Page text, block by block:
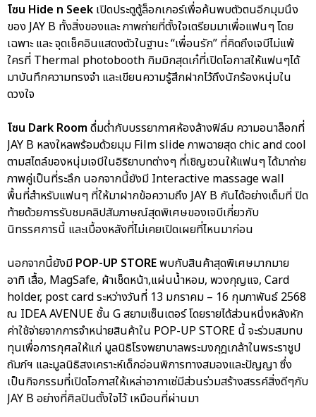
โซน Hide n Seek เปิดประตูตู้ล็อกเกอร์เพื่อค้นพบตัวตนอีกมุมนึง
ของ JAY B ทั้งสิ่งของและ ภาพถ่ายที่ตั้งใจเตรียมมาเพื่อแฟนๆ โดย
เฉพาะ และ จุดเช็คอินแสดงตัวในฐานะ “เพื่อนรัก” ที่คิดถึงเจบีไม่แพ้
ใครที่ Thermal photobooth กิมมิกสุดเก๋ที่เปิดโอกาสให้แฟนๆได้
มาบันทึกความทรงจำ และเขียนความรู้สึกฝากไว้ถึงนักร้องหนุ่มใน
ดวงใจ
โซน Dark Room ดื่มด่ำกับบรรยากาศห้องล้างฟิล์ม ความอนาล็อกที่
JAY B หลงใหลพร้อมด้วยมุม Film slide ภาพฉายสุด chic and cool
ตามสไตล์ของหนุ่มเจบีในอิริยาบทต่างๆ ที่เชิญชวนให้แฟนๆ ได้มาถ่าย
ภาพคู่เป็นที่ระลึก นอกจากนี้ยังมี Interactive massage wall
พื้นที่สำหรับแฟนๆ ที่ให้มาฝากข้อความถึง JAY B กันได้อย่างเต็มที่ ปิด
ท้ายด้วยการรับชมคลิปสัมภาษณ์สุดพิเศษของเจบีเกี่ยวกับ
นิทรรศการนี้ และเบื้องหลังที่ไม่เคยเปิดเผยที่ไหนมาก่อน
นอกจากนี้ยังมี POP-UP STOREพบกับสินค้าสุดพิเศษมากมาย
อาทิ เสื้อ, MagSafe, ผ้าเช็ดหน้า,แผ่นน้ำหอม, พวงกุญแจ, Card
holder, post card ระหว่างวันที่ 13 มกราคม – 16 กุมภาพันธ์ 2568
ณ IDEA AVENUE ชั้น G สยามเซ็นเตอร์ โดยรายได้ส่วนหนึ่งหลังหัก
ค่าใช้จ่ายจากการจำหน่ายสินค้าใน POP-UP STORE นี้ จะร่วมสมทบ
ทุนเพื่อการกุศลให้แก่ มูลนิธิโรงพยาบาลพระมงกุฎเกล้าในพระราชูป
ถัมภ์ฯ และมูลนิธิสงเคราะห์เด็กอ่อนพิการทางสมองและปัญญา ซึ่ง
เป็นกิจกรรมที่เปิดโอกาสให้เหล่าอากาเซ่มีส่วนร่วมสร้างสรรค์สิ่งดีๆกับ
JAY B อย่างที่ศิลปินตั้งใจไว้ เหมือนที่ผ่านมา